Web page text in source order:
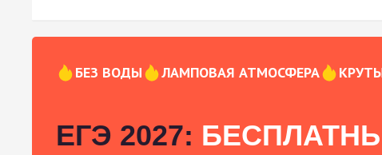
БЕЗ ВОДЫ ЛАМПОВАЯ АТМОСФЕРА
ЕГЭ 2027: